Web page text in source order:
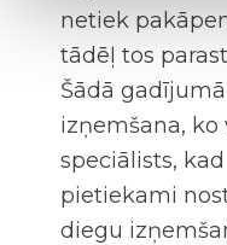
netiek
tādēļ tos
Šādā
izņemšana,
speciālists,
pietiekami
diegu